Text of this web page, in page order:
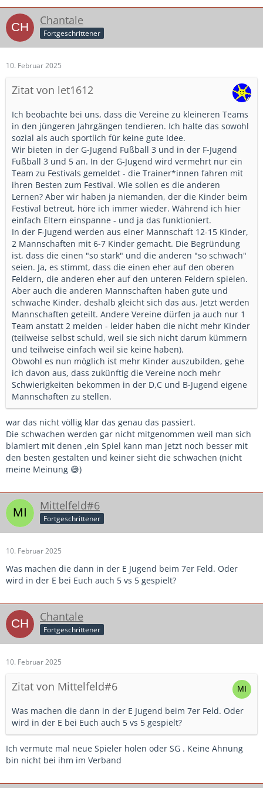
Chantale
Fortgeschrittener
10. Februar 2025
Zitat von let1612
Ich beobachte bei uns, dass die Vereine zu kleineren Teams
in den jüngeren Jahrgängen tendieren. Ich halte das sowohl
sozial als auch sportlich für keine gute Idee.
Wir bieten in der G-Jugend Fußball 3 und in der F-Jugend
Fußball 3 und 5 an. In der G-Jugend wird vermehrt nur ein
Team zu Festivals gemeldet - die Trainer*innen fahren mit
ihren Besten zum Festival. Wie sollen es die anderen
Lernen? Aber wir haben ja niemanden, der die Kinder beim
Festival betreut, höre ich immer wieder. Während ich hier
einfach Eltern einspanne - und ja das funktioniert.
In der F-Jugend werden aus einer Mannschaft 12-15 Kinder,
2 Mannschaften mit 6-7 Kinder gemacht. Die Begründung
ist, dass die einen "so stark" und die anderen "so schwach"
seien. Ja, es stimmt, dass die einen eher auf den oberen
Feldern, die anderen eher auf den unteren Feldern spielen.
Aber auch die anderen Mannschaften haben gute und
schwache Kinder, deshalb gleicht sich das aus. Jetzt werden
Mannschaften geteilt. Andere Vereine dürfen ja auch nur 1
Team anstatt 2 melden - leider haben die nicht mehr Kinder
(teilweise selbst schuld, weil sie sich nicht darum kümmern
und teilweise einfach weil sie keine haben).
Obwohl es nun möglich ist mehr Kinder auszubilden, gehe
ich davon aus, dass zukünftig die Vereine noch mehr
Schwierigkeiten bekommen in der D,C und B-Jugend eigene
Mannschaften zu stellen.
war das nicht völlig klar das genau das passiert.
Die schwachen werden gar nicht mitgenommen weil man sich
blamiert mit denen ,ein Spiel kann man jetzt noch besser mit
den besten gestalten und keiner sieht die schwachen (nicht
meine Meinung 😅)
Mittelfeld#6
Fortgeschrittener
10. Februar 2025
Was machen die dann in der E Jugend beim 7er Feld. Oder
wird in der E bei Euch auch 5 vs 5 gespielt?
Chantale
Fortgeschrittener
10. Februar 2025
Zitat von Mittelfeld#6
Was machen die dann in der E Jugend beim 7er Feld. Oder
wird in der E bei Euch auch 5 vs 5 gespielt?
Ich vermute mal neue Spieler holen oder SG . Keine Ahnung
bin nicht bei ihm im Verband